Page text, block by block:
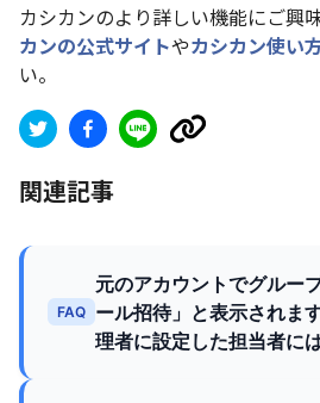
カシカンのより詳しい機能にご興
カンの公式サイトやカシカン使い
い。
関連記事
FAQ
元のアカウントでグルー
ール招待」と表示されま
理者に設定した担当者に